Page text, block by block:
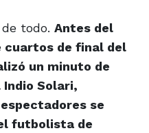
todo. Antes del
cuartos de final del
un minuto de
Solari,
se
futbolista de